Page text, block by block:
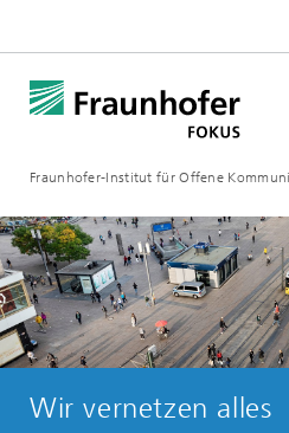
Fraunhofer-Institut für Offene
Wir vernetzen alles